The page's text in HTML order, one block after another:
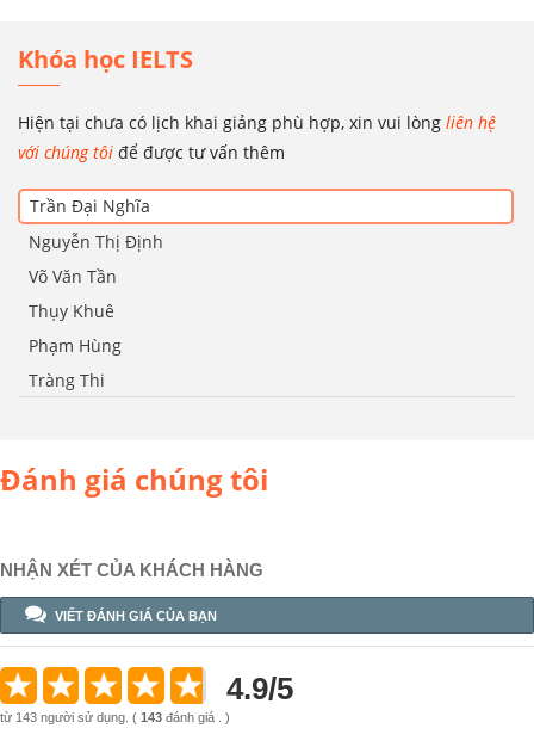
Khóa học IELTS
Hiện tại chưa có lịch khai giảng phù hợp, xin vui lòng liên hệ
với chúng tôi để được tư vấn thêm
Trần Đại Nghĩa
Nguyễn Thị Định
Võ Văn Tần
Thụy Khuê
Phạm Hùng
Tràng Thi
Đánh giá chúng tôi
NHẬN XÉT CỦA KHÁCH HÀNG
VIẾT ĐÁNH GIÁ CỦA BẠN
4.9/5
từ 143 người sử dụng. ( 143 đánh giá . )